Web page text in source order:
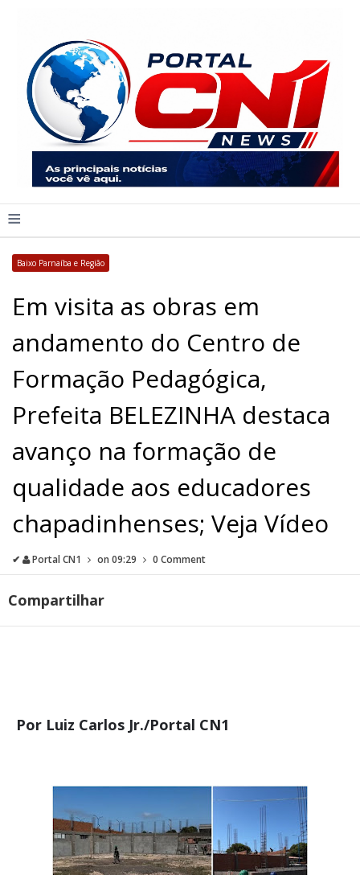
≡
Baixo Parnaíba e Região
Em visita as obras em
andamento do Centro de
Formação Pedagógica,
Prefeita BELEZINHA destaca
avanço na formação de
qualidade aos educadores
chapadinhenses; Veja Vídeo
✔ Portal CN1 on 09:29 0 Comment
Compartilhar
Por Luiz Carlos Jr./Portal CN1